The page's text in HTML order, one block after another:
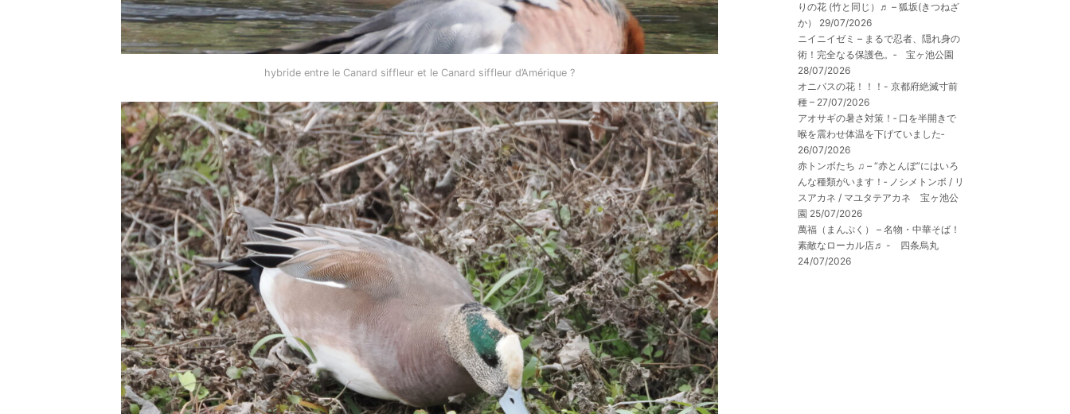
hybride entre le Canard siffleur et le Canard siffleur d’Amérique ?
りの花 (竹と同じ）♬ – 狐坂(きつねざ
か）
29/07/2026
ニイニイゼミ – まるで忍者、隠れ身の
術！完全なる保護色。‐ 宝ヶ池公園
28/07/2026
オニバスの花！！！- 京都府絶滅寸前
種 – 27/07/2026
アオサギの暑さ対策！‐ 口を半開きで
喉を震わせ体温を下げていました‐
26/07/2026
赤トンボたち ♫ – “赤とんぼ”にはいろ
んな種類がいます！‐ ノシメトンボ / リ
スアカネ / マユタテアカネ 宝ヶ池公
園 25/07/2026
萬福（まんぷく） – 名物・中華そば！
素敵なローカル店♬ - 四条烏丸
24/07/2026